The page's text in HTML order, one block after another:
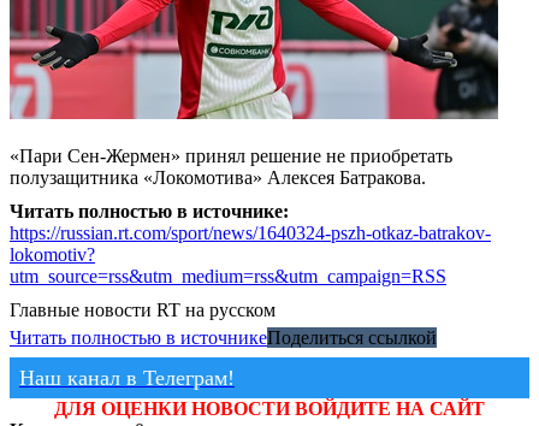
«Пари Сен-Жермен» принял решение не приобретать
полузащитника «Локомотива» Алексея Батракова.
Читать полностью в источнике:
https://russian.rt.com/sport/news/1640324-pszh-otkaz-batrakov-
lokomotiv?
utm_source=rss&utm_medium=rss&utm_campaign=RSS
Главные новости RT на русском
Читать полностью в источникеПоделиться ссылкой
Наш канал в Телеграм!
ДЛЯ ОЦЕНКИ НОВОСТИ ВОЙДИТЕ НА САЙТ